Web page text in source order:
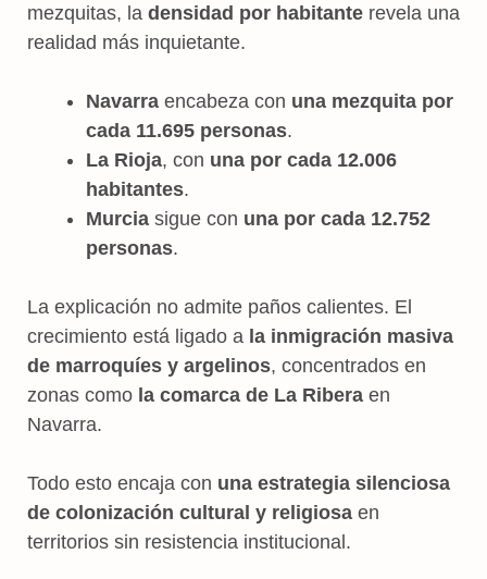
mezquitas, la densidad por habitante revela una
realidad más inquietante.
Navarra encabeza con una mezquita por
cada 11.695 personas.
La Rioja, con una por cada 12.006
habitantes.
Murcia sigue con una por cada 12.752
personas.
La explicación no admite paños calientes. El
crecimiento está ligado a la inmigración masiva
de marroquíes y argelinos, concentrados en
zonas como la comarca de La Ribera en
Navarra.
Todo esto encaja con una estrategia silenciosa
de colonización cultural y religiosa en
territorios sin resistencia institucional.